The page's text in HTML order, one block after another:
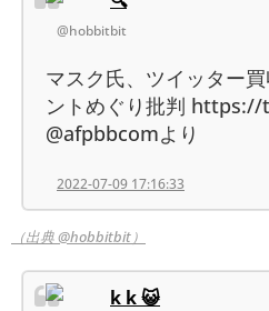
@hobbitbit
マスク氏、ツイッター
ントめぐり批判
@afpbbcomより
2022-07-09 17:16:33
（出典 @hobbitbit）
k k 😺